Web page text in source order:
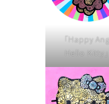
「Happy
Hello Kitty」